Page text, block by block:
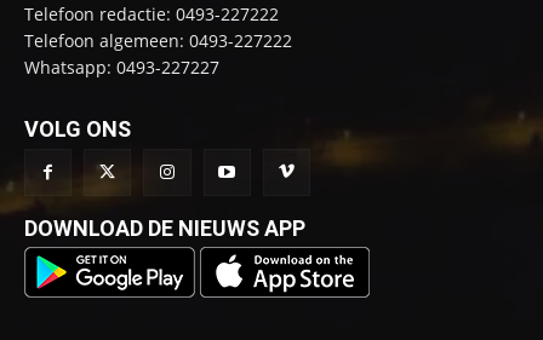
Telefoon redactie: 0493-227222
Telefoon algemeen: 0493-227222
Whatsapp: 0493-227227
VOLG ONS
DOWNLOAD DE NIEUWS APP